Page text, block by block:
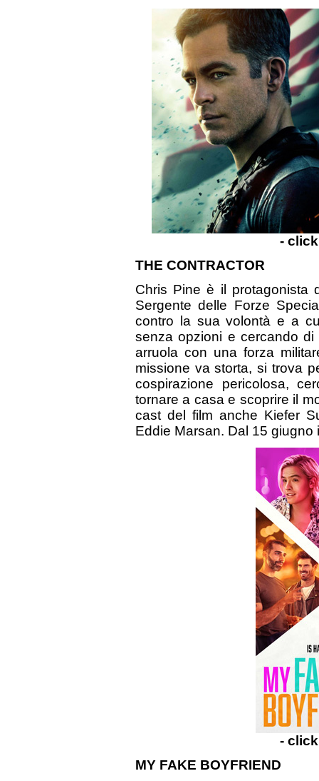
-
THE CONTRACTOR
Chris Pine è il protagonista
Sergente delle Forze
contro la sua volontà e a
senza opzioni e cercando
arruola con una forza
missione va storta, si trova
cospirazione pericolosa,
tornare a casa e scoprire il
cast del film anche Kiefer
Eddie Marsan. Dal 15
-
MY FAKE BOYFRIEND